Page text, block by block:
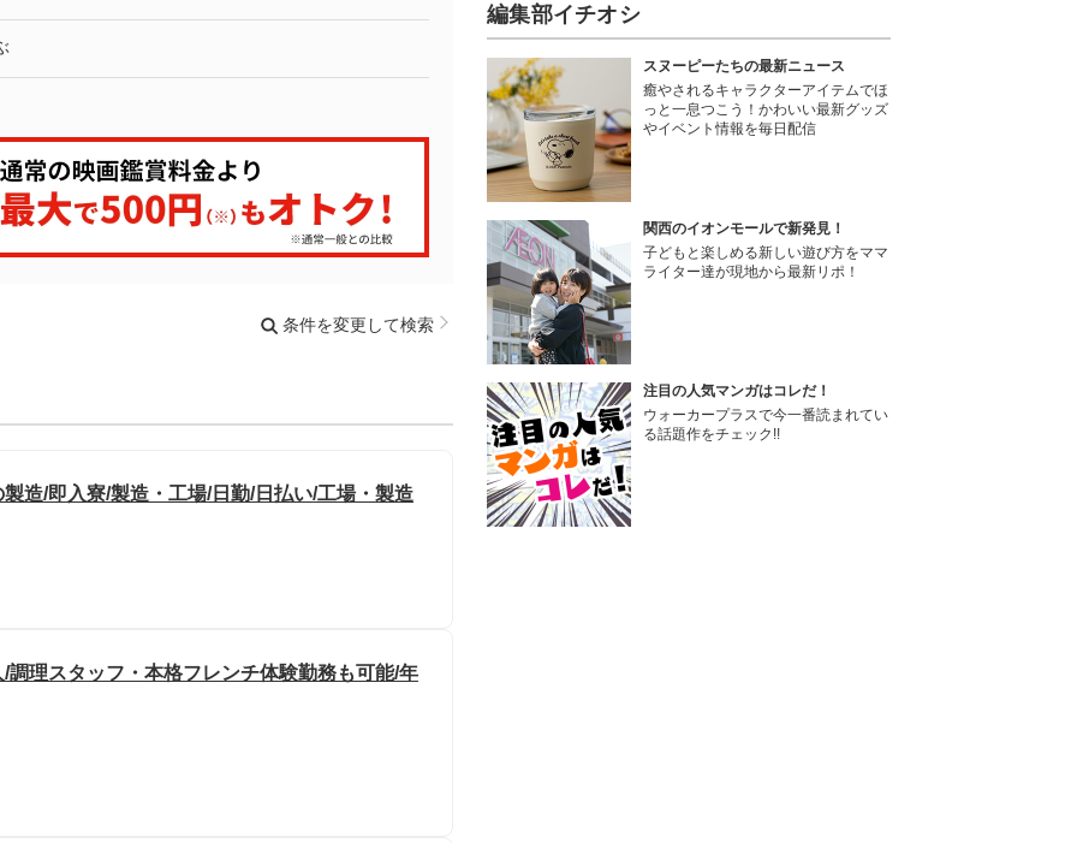
条件を変更して検索
造/即入寮/製造・工場/日勤/日払い/工場・製造
理スタッフ・本格フレンチ体験勤務も可能/年
編集部イチオシ
スヌーピーたちの最新ニュース
癒やされるキャラクターアイテムでほ
っと一息つこう！かわいい最新グッズ
やイベント情報を毎日配信
関西のイオンモールで新発見！
子どもと楽しめる新しい遊び方をママ
ライター達が現地から最新リポ！
注目の人気マンガはコレだ！
ウォーカープラスで今一番読まれてい
る話題作をチェック!!